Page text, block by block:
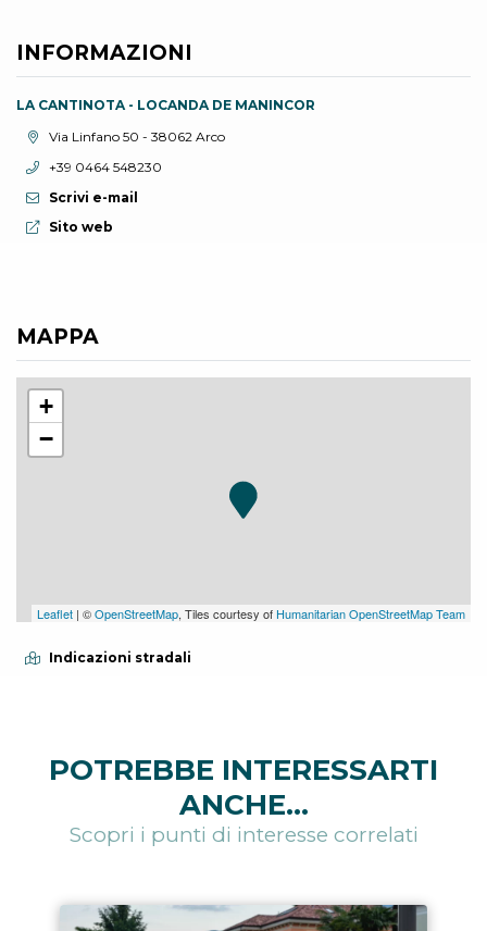
INFORMAZIONI
LA CANTINOTA - LOCANDA DE MANINCOR
Località:Via Linfano 50 - 38062 Arco
Telefono:
+39 0464 548230
Scrivi e-mail
Sito web:
Sito web
MAPPA
+
−
Leaflet | ©OpenStreetMap, Tiles courtesy of Humanitarian OpenStreetMap Team
Indicazioni stradali
POTREBBE INTERESSARTI
ANCHE...
Scopri i punti di interesse correlati